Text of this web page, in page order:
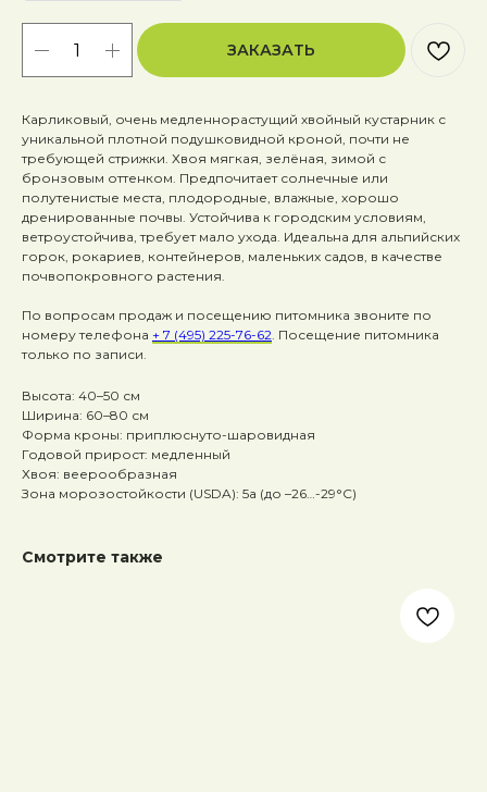
ЗАКАЗАТЬ
Карликовый, очень медленнорастущий хвойный кустарник с
уникальной плотной подушковидной кроной, почти не
требующей стрижки. Хвоя мягкая, зелёная, зимой с
бронзовым оттенком. Предпочитает солнечные или
полутенистые места, плодородные, влажные, хорошо
дренированные почвы. Устойчива к городским условиям,
ветроустойчива, требует мало ухода. Идеальна для альпийских
горок, рокариев, контейнеров, маленьких садов, в качестве
почвопокровного растения.
По вопросам продаж и посещению питомника звоните по
номеру телефона + 7 (495) 225-76-62. Посещение питомника
только по записи.
Высота: 40–50 см
Ширина: 60–80 см
Форма кроны: приплюснуто-шаровидная
Годовой прирост: медленный
Хвоя: веерообразная
Зона морозостойкости (USDA): 5a (до –26…-29°C)
Смотрите также